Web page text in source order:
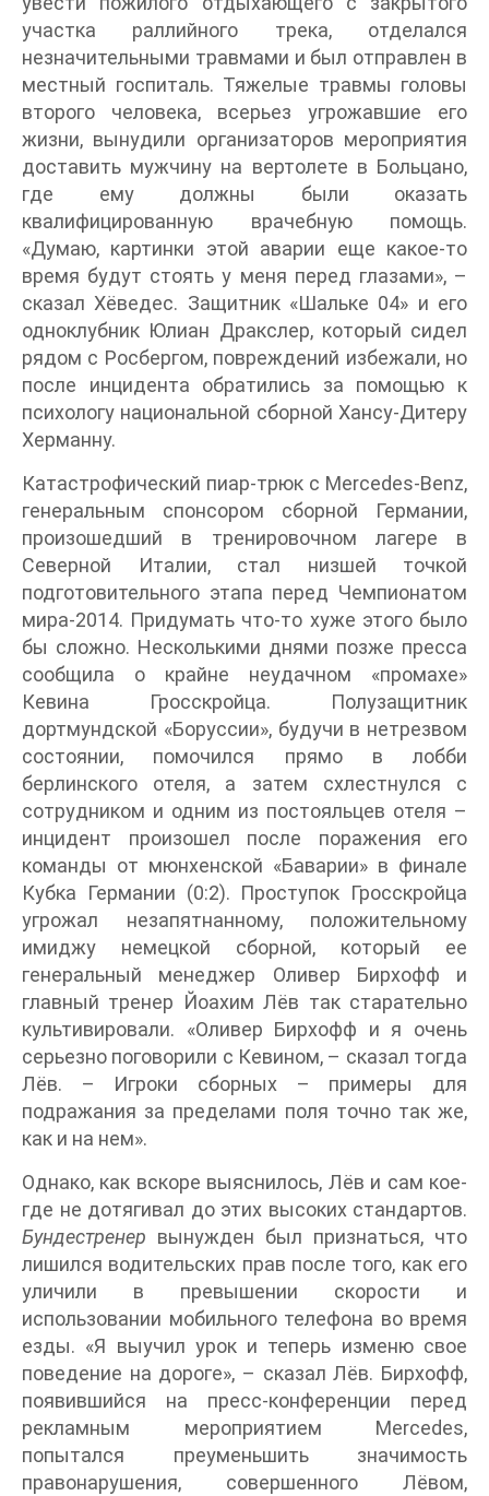
участка раллийного трека, отделался
незначительными травмами и был отправлен в
местный госпиталь. Тяжелые травмы головы
второго человека, всерьез угрожавшие его
жизни, вынудили организаторов мероприятия
доставить мужчину на вертолете в Больцано,
где ему должны были оказать
квалифицированную врачебную помощь.
«Думаю, картинки этой аварии еще какое-то
время будут стоять у меня перед глазами», –
сказал Хёведес. Защитник «Шальке 04» и его
одноклубник Юлиан Дракслер, который сидел
рядом с Росбергом, повреждений избежали, но
после инцидента обратились за помощью к
психологу национальной сборной Хансу-Дитеру
Херманну.
Катастрофический пиар-трюк с Mercedes-Benz,
генеральным спонсором сборной Германии,
произошедший в тренировочном лагере в
Северной Италии, стал низшей точкой
подготовительного этапа перед Чемпионатом
мира-2014. Придумать что-то хуже этого было
бы сложно. Несколькими днями позже пресса
сообщила о крайне неудачном «промахе»
Кевина Гросскройца. Полузащитник
дортмундской «Боруссии», будучи в нетрезвом
состоянии, помочился прямо в лобби
берлинского отеля, а затем схлестнулся с
сотрудником и одним из постояльцев отеля –
инцидент произошел после поражения его
команды от мюнхенской «Баварии» в финале
Кубка Германии (0:2). Проступок Гросскройца
угрожал незапятнанному, положительному
имиджу немецкой сборной, который ее
генеральный менеджер Оливер Бирхофф и
главный тренер Йоахим Лёв так старательно
культивировали. «Оливер Бирхофф и я очень
серьезно поговорили с Кевином, – сказал тогда
Лёв. – Игроки сборных – примеры для
подражания за пределами поля точно так же,
как и на нем».
Однако, как вскоре выяснилось, Лёв и сам кое-
где не дотягивал до этих высоких стандартов.
Бундестренер вынужден был признаться, что
лишился водительских прав после того, как его
уличили в превышении скорости и
использовании мобильного телефона во время
езды. «Я выучил урок и теперь изменю свое
поведение на дороге», – сказал Лёв. Бирхофф,
появившийся на пресс-конференции перед
рекламным мероприятием Mercedes,
попытался преуменьшить значимость
правонарушения, совершенного Лёвом,